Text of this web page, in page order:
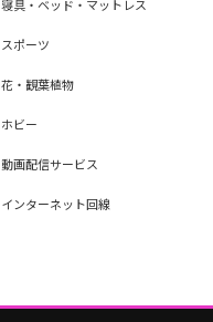
寝具・ベッド・マットレス
スポーツ
花・観葉植物
ホビー
動画配信サービス
インターネット回線